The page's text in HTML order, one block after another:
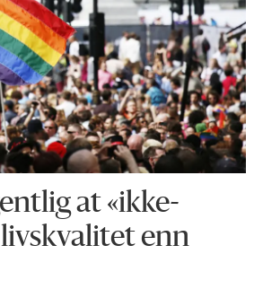
at «ikke-
enn